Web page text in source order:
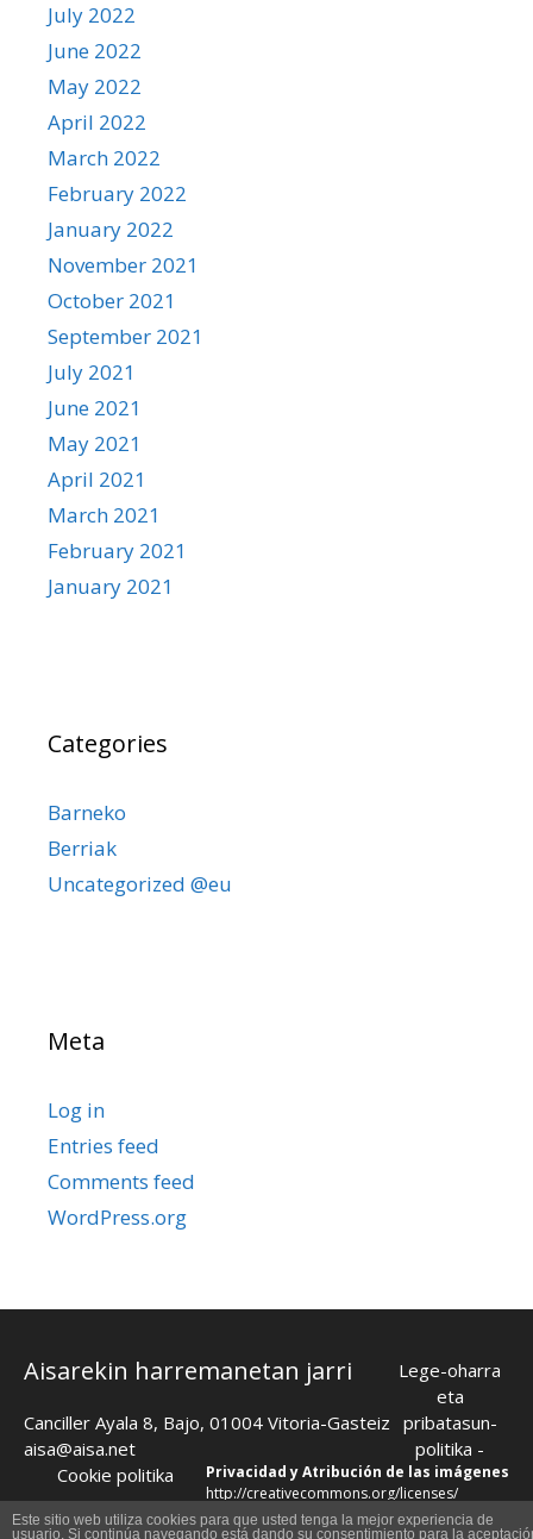
July 2022
June 2022
May 2022
April 2022
March 2022
February 2022
January 2022
November 2021
October 2021
September 2021
July 2021
June 2021
May 2021
April 2021
March 2021
February 2021
January 2021
Categories
Barneko
Berriak
Uncategorized @eu
Meta
Log in
Entries feed
Comments feed
WordPress.org
Aisarekin harremanetan jarri
Canciller Ayala 8, Bajo, 01004 Vitoria-Gasteiz
aisa@aisa.net
Privacidad y Atribución de las imágenes
http://creativecommons.org/licenses/
Lege-oharra
eta
pribatasun-
politika -
Cookie politika
© 2026 Aisa Elkartea
Este sitio web utiliza cookies para que usted tenga la mejor experiencia de
usuario. Si continúa navegando está dando su consentimiento para la